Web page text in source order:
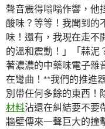
聲音震得嗡嗡作響，他
酸味？等等！我聞到的
味！還有，我現在走不
的溫和震動！」「蒜泥
著濃濃的中藥味電子雜
在彎曲！**我們的推進
別帶任何多餘的東西
材料沾還在糾結要不要
牆壁傳來一聲巨大的撞